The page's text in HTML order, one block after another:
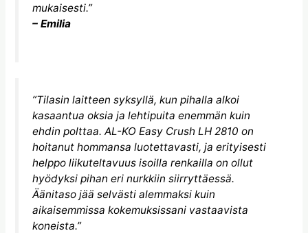
mukaisesti.”
– Emilia
”Tilasin laitteen syksyllä, kun pihalla alkoi
kasaantua oksia ja lehtipuita enemmän kuin
ehdin polttaa. AL-KO Easy Crush LH 2810 on
hoitanut hommansa luotettavasti, ja erityisesti
helppo liikuteltavuus isoilla renkailla on ollut
hyödyksi pihan eri nurkkiin siirryttäessä.
Äänitaso jää selvästi alemmaksi kuin
aikaisemmissa kokemuksissani vastaavista
koneista.”